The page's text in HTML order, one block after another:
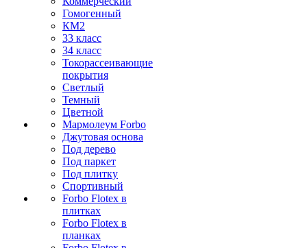
Гомогенный
КМ2
33 класс
34 класс
Токорассеивающие
покрытия
Светлый
Темный
Цветной
Мармолеум Forbo
Джутовая основа
Под дерево
Под паркет
Под плитку
Спортивный
Forbo Flotex в
плитках
Forbo Flotex в
планках